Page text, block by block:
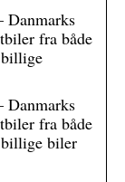
Danmarks
fra både
Danmarks
fra både
billige biler